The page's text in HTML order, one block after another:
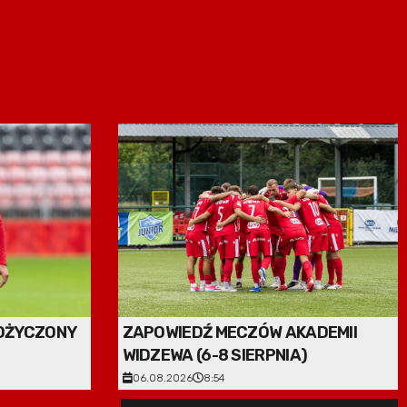
ZAPOWIEDŹ MECZÓW AKADEMII
WIDZEWA (6-8 SIERPNIA)
06.08.2026 8:54